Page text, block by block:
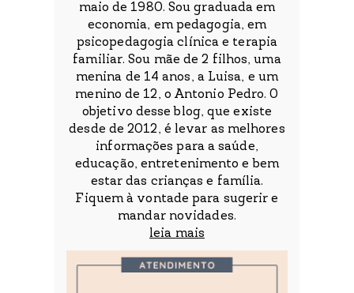
maio de 1980. Sou graduada em
economia, em pedagogia, em
psicopedagogia clínica e terapia
familiar. Sou mãe de 2 filhos, uma
menina de 14 anos, a Luisa, e um
menino de 12, o Antonio Pedro. O
objetivo desse blog, que existe
desde de 2012, é levar as melhores
informações para a saúde,
educação, entretenimento e bem
estar das crianças e família.
Fiquem à vontade para sugerir e
mandar novidades.
leia mais